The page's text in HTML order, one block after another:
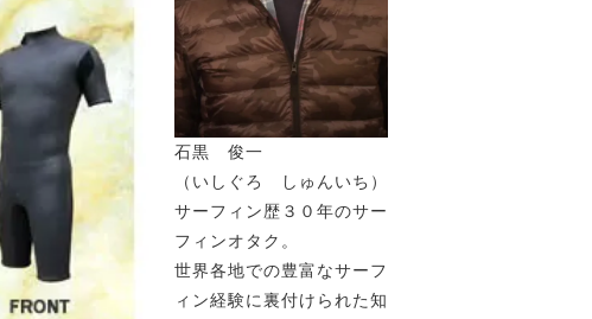
石黒 俊一
（いしぐろ しゅんいち）
サーフィン歴３０年のサー
フィンオタク。
世界各地での豊富なサーフ
ィン経験に裏付けられた知